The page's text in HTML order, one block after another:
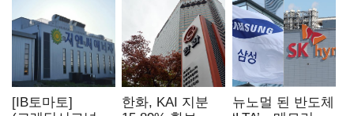
[IB토마토]
한화, KAI 지분
뉴노멀 된 반도체